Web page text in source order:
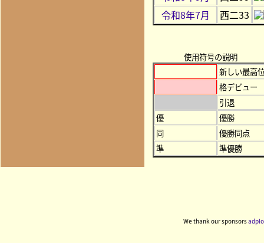
令和8年7月
西二33
使用符号の説明
新しい最高
格デビュー
引退
優
優勝
同
優勝同点
準
準優勝
We thank our sponsors